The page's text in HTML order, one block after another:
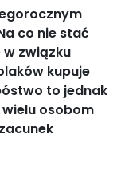
co nie stać
w związku
kupuje
to jednak
osobom